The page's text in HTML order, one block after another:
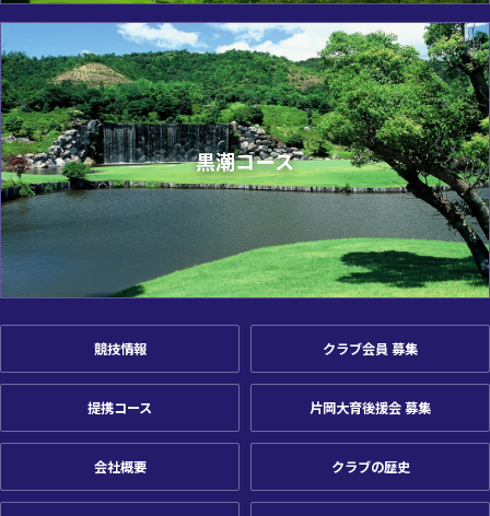
黒潮コース
競技情報 クラブ会員 募集
提携コース 片岡大育後援会 募集
会社概要 クラブの歴史